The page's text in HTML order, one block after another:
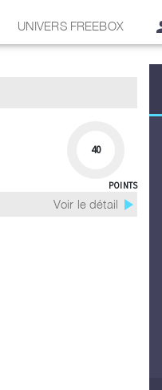
UNIVERS FREEBOX
40
POINTS
Voir le détail play_arrow